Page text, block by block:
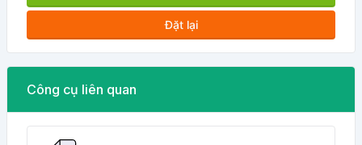
Đặt lại
Công cụ liên quan